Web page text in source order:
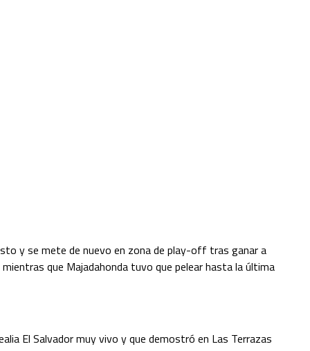
y se mete de nuevo en zona de play-off tras ganar a
que Majadahonda tuvo que pelear hasta la última
El Salvador muy vivo y que demostró en Las Terrazas